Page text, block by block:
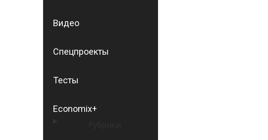
Видео
Спецпроекты
Тесты
Economix+